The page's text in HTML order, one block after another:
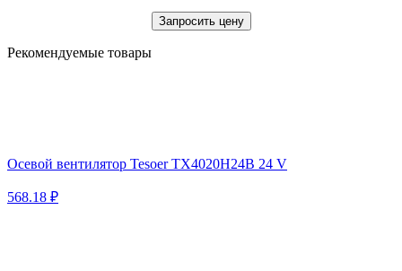
Запросить цену
Рекомендуемые товары
Осевой вентилятор Tesoer TX4020H24B 24 V
568.18 ₽